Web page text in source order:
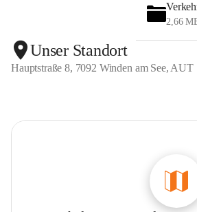
2,66
Unser Standort
Hauptstraße 8, 7092 Winden am See, AUT